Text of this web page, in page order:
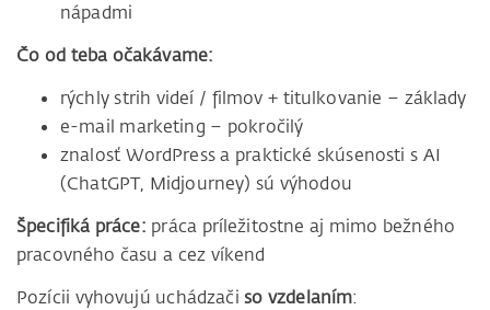
nápadmi
Čo od teba očakávame:
rýchly strih videí / filmov + titulkovanie – základy
e-mail marketing – pokročilý
znalosť WordPress a praktické skúsenosti s AI
(ChatGPT, Midjourney) sú výhodou
Špecifiká práce: práca príležitostne aj mimo bežného
pracovného času a cez víkend
Pozícii vyhovujú uchádzačiso vzdelaním: